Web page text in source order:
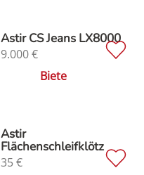
Astir CS Jeans LX8000
9.000€
Biete
Astir
Flächenschleifklötz
35€